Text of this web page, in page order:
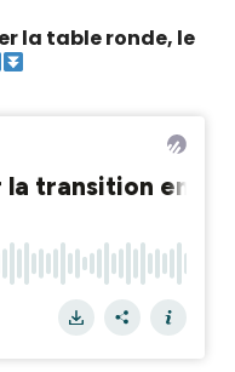
la table ronde, le